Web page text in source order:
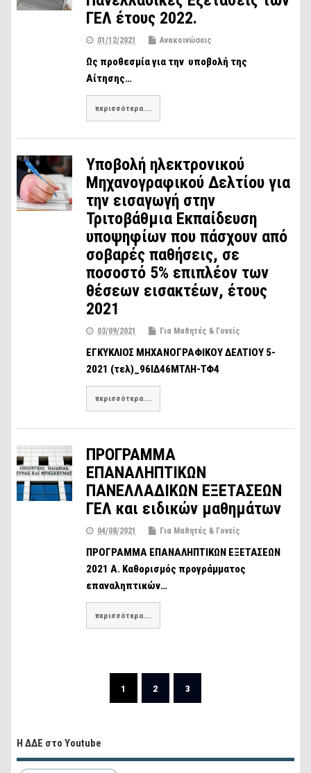
ΓΕΛ έτους 2022.
01/12/2021 Ανακοινώσεις
Ως προθεσμία για την υποβολή της
Αίτησης…
περισσότερα....
Υποβολή ηλεκτρονικού
Μηχανογραφικού Δελτίου για
την εισαγωγή στην
Τριτοβάθμια Εκπαίδευση
υποψηφίων που πάσχουν από
σοβαρές παθήσεις, σε
ποσοστό 5% επιπλέον των
θέσεων εισακτέων, έτους
2021
03/09/2021 Για Μαθητές & Γονείς
ΕΓΚΥΚΛΙΟΣ ΜΗΧΑΝΟΓΡΑΦΙΚΟΥ ΔΕΛΤΙΟΥ 5-
2021 (τελ)_96ΙΔ46ΜΤΛΗ-ΤΦ4
περισσότερα....
ΠΡΟΓΡΑΜΜΑ
ΕΠΑΝΑΛΗΠΤΙΚΩΝ
ΠΑΝΕΛΛΑΔΙΚΩΝ ΕΞΕΤΑΣΕΩΝ
ΓΕΛ και ειδικών μαθημάτων
04/08/2021 Για Μαθητές & Γονείς
ΠΡΟΓΡΑΜΜΑ ΕΠΑΝΑΛΗΠΤΙΚΩΝ ΕΞΕΤΑΣΕΩΝ
2021 Α. Καθορισμός προγράμματος
επαναληπτικών…
περισσότερα....
1 2 3
Η ΔΔΕ στο Youtube